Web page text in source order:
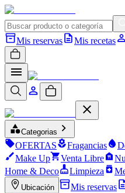
Mis reservas Mis recetas
Categorias
OFERTAS Fragancias
Make Up
Venta Libre
Home & Deco
Limpieza
Ubicación Mis reservas